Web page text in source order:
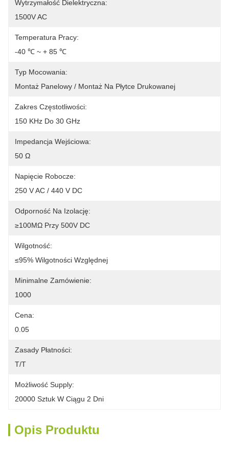
Wytrzymałość Dielektryczna:
1500V AC
Temperatura Pracy:
-40 ℃ ~ + 85 ℃
Typ Mocowania:
Montaż Panelowy / Montaż Na Płytce Drukowanej
Zakres Częstotliwości:
150 KHz Do 30 GHz
Impedancja Wejściowa:
50 Ω
Napięcie Robocze:
250 V AC / 440 V DC
Odporność Na Izolację:
≥100MΩ Przy 500V DC
Wilgotność:
≤95% Wilgotności Względnej
Minimalne Zamówienie:
1000
Cena:
0.05
Zasady Płatności:
T/T
Możliwość Supply:
20000 Sztuk W Ciągu 2 Dni
Opis Produktu